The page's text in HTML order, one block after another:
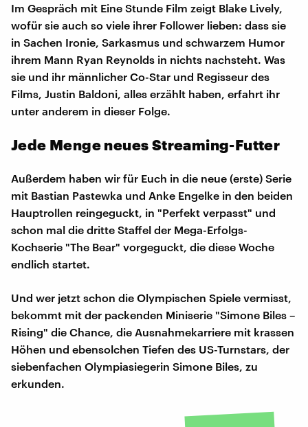
Im Gespräch mit Eine Stunde Film zeigt Blake Lively,
wofür sie auch so viele ihrer Follower lieben: dass sie
in Sachen Ironie, Sarkasmus und schwarzem Humor
ihrem Mann Ryan Reynolds in nichts nachsteht. Was
sie und ihr männlicher Co-Star und Regisseur des
Films, Justin Baldoni, alles erzählt haben, erfahrt ihr
unter anderem in dieser Folge.
Jede Menge neues Streaming-Futter
Außerdem haben wir für Euch in die neue (erste) Serie
mit Bastian Pastewka und Anke Engelke in den beiden
Hauptrollen reingeguckt, in "Perfekt verpasst" und
schon mal die dritte Staffel der Mega-Erfolgs-
Kochserie "The Bear" vorgeguckt, die diese Woche
endlich startet.
Und wer jetzt schon die Olympischen Spiele vermisst,
bekommt mit der packenden Miniserie "Simone Biles –
Rising" die Chance, die Ausnahmekarriere mit krassen
Höhen und ebensolchen Tiefen des US-Turnstars, der
siebenfachen Olympiasiegerin Simone Biles, zu
erkunden.